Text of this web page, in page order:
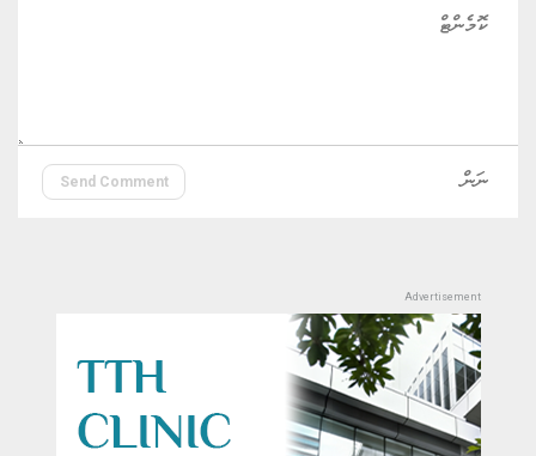
Send Comment